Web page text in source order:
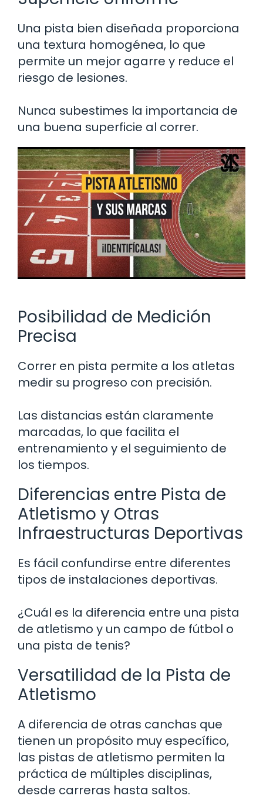
Una pista bien diseñada proporciona
una textura homogénea, lo que
permite un mejor agarre y reduce el
riesgo de lesiones.
Nunca subestimes la importancia de
una buena superficie al correr.
Posibilidad de Medición
Precisa
Correr en pista permite a los atletas
medir su progreso con precisión.
Las distancias están claramente
marcadas, lo que facilita el
entrenamiento y el seguimiento de
los tiempos.
Diferencias entre Pista de
Atletismo y Otras
Infraestructuras Deportivas
Es fácil confundirse entre diferentes
tipos de instalaciones deportivas.
¿Cuál es la diferencia entre una pista
de atletismo y un campo de fútbol o
una pista de tenis?
Versatilidad de la Pista de
Atletismo
A diferencia de otras canchas que
tienen un propósito muy específico,
las pistas de atletismo permiten la
práctica de múltiples disciplinas,
desde carreras hasta saltos.